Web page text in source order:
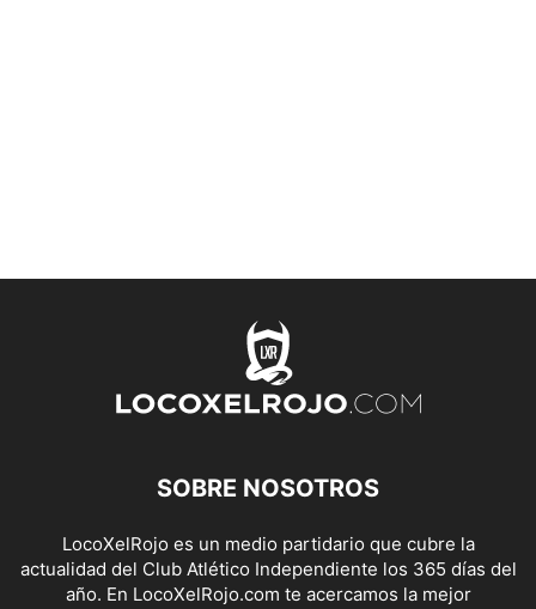
SOBRE NOSOTROS
LocoXelRojo es un medio partidario que cubre la
actualidad del Club Atlético Independiente los 365 días del
año. En LocoXelRojo.com te acercamos la mejor